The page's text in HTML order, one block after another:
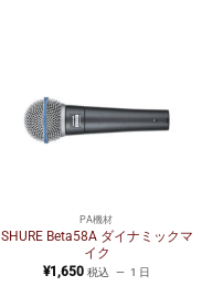
PA機材
SHURE Beta58A ダイナミックマ
イク
¥1,650 税込 1 日